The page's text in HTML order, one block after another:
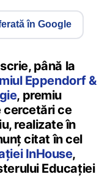
în Google
până la
Eppendorf &
, premiu
cercetări ce
realizate în
citat în cel
InHouse,
Educației